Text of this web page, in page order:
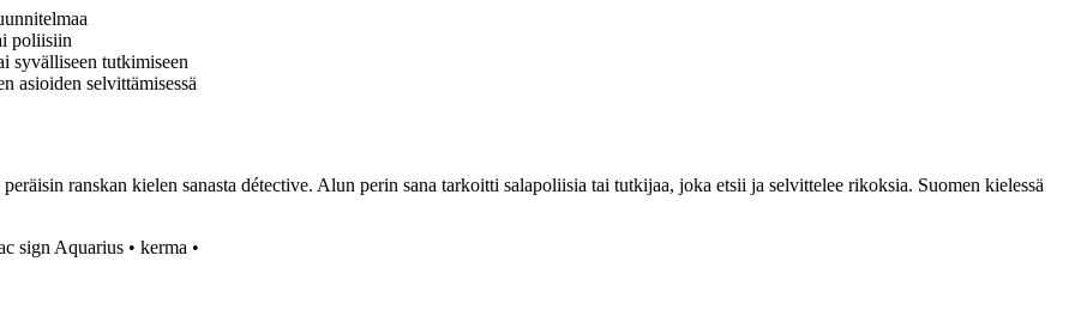
poliisiin
tutkimiseen
asioiden selvittämisessä
ranskan kielen sanasta détective. Alun perin sana tarkoitti salapoliisia tai tutkijaa, joka etsii ja selvittelee rikoksia. Suomen kielessä
sign Aquarius • kerma •